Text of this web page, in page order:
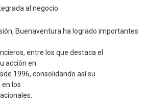
al negocio.
Buenaventura ha logrado importantes
entre los que destaca el
acción en
1996, consolidando así su
los